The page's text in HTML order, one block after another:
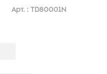
Арт. : TD80001N